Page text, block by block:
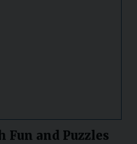
and Puzzles